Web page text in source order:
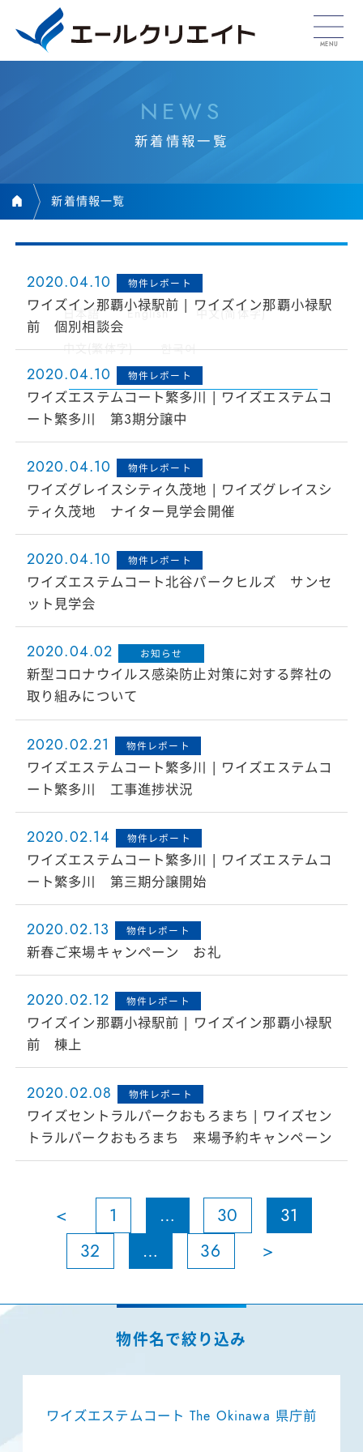
日本語 English 中文(简体字)
中文(繁体字) 한국어
新着情報一 覧
N EWS
新着情報一覧
ワイズエステムコート The Okinawa 県庁前
2020.04.10 物件レポート
ワイズイン那覇小禄駅前 | ワイズイン那覇小禄駅
前 個別相談会
2020.04.10 物件レポート
ワイズエステムコート繁多川 | ワイズエステムコ
ート繁多川 第3期分譲中
2020.04.10 物件レポート
ワイズグレイスシティ久茂地 | ワイズグレイスシ
ティ久茂地 ナイター見学会開催
2020.04.10 物件レポート
ワイズエステムコート北谷パークヒルズ サンセ
ット見学会
2020.04.02 お知らせ
新型コロナウイルス感染防止対策に対する弊社の
取り組みについて
2020.02.21 物件レポート
ワイズエステムコート繁多川 | ワイズエステムコ
ート繁多川 工事進捗状況
2020.02.14 物件レポート
ワイズエステムコート繁多川 | ワイズエステムコ
ート繁多川 第三期分譲開始
2020.02.13 物件レポート
新春ご来場キャンペーン お礼
2020.02.12 物件レポート
ワイズイン那覇小禄駅前 | ワイズイン那覇小禄駅
前 棟上
2020.02.08 物件レポート
ワイズセントラルパークおもろまち | ワイズセン
トラルパークおもろまち 来場予約キャンペーン
< 1 … 30
31
32
… 36 >